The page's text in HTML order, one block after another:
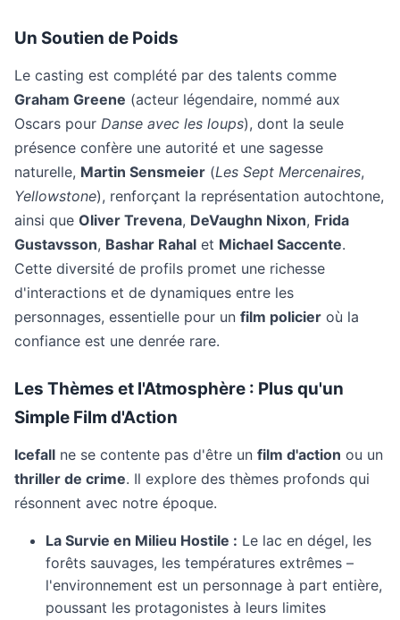
Un Soutien de Poids
Le casting est complété par des talents comme
Graham Greene (acteur légendaire, nommé aux
Oscars pour Danse avec les loups), dont la seule
présence confère une autorité et une sagesse
naturelle, Martin Sensmeier (Les Sept Mercenaires,
Yellowstone), renforçant la représentation autochtone,
ainsi que Oliver Trevena, DeVaughn Nixon, Frida
Gustavsson, Bashar Rahal et Michael Saccente.
Cette diversité de profils promet une richesse
d'interactions et de dynamiques entre les
personnages, essentielle pour un film policier où la
confiance est une denrée rare.
Les Thèmes et l'Atmosphère : Plus qu'un
Simple Film d'Action
Icefall ne se contente pas d'être un film d'action ou un
thriller de crime. Il explore des thèmes profonds qui
résonnent avec notre époque.
La Survie en Milieu Hostile : Le lac en dégel, les
forêts sauvages, les températures extrêmes –
l'environnement est un personnage à part entière,
poussant les protagonistes à leurs limites